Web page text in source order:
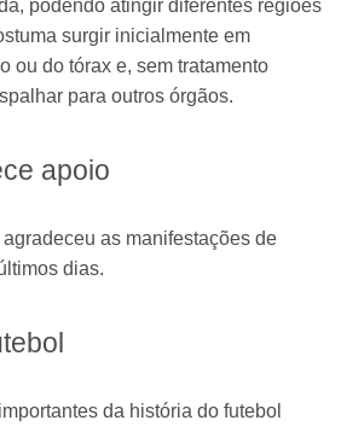
podendo atingir diferentes regiões
surgir inicialmente em
ou do tórax e, sem tratamento
para outros órgãos.
apoio
as manifestações de
dias.
da história do futebol